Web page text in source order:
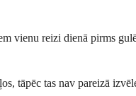
vienu reizi dienā pirms
tāpēc tas nav pareizā